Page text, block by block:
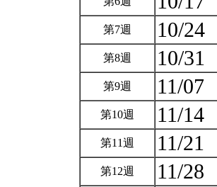
第7週 10/24
第8週 10/31
第9週 11/07
第10週 11/14
第11週 11/21
第12週 11/28